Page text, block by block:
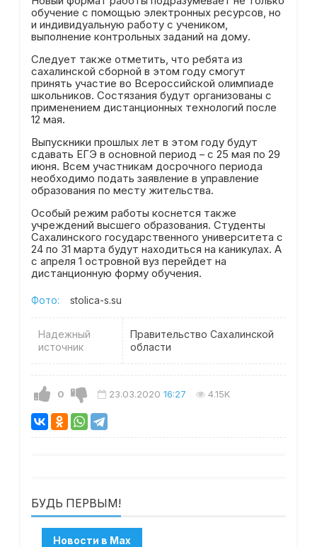
обучение с помощью электронных ресурсов, но
и индивидуальную работу с учеником,
выполнение контрольных заданий на дому.
Следует также отметить, что ребята из
сахалинской сборной в этом году смогут
принять участие во Всероссийской олимпиаде
школьников. Состязания будут организованы с
применением дистанционных технологий после
12 мая.
Выпускники прошлых лет в этом году будут
сдавать ЕГЭ в основной период – с 25 мая по 29
июня. Всем участникам досрочного периода
необходимо подать заявление в управление
образования по месту жительства.
Особый режим работы коснется также
учреждений высшего образования. Студенты
Сахалинского государственного университета с
24 по 31 марта будут находиться на каникулах. А
с апреля 1 островной вуз перейдет на
дистанционную форму обучения.
Фото: stolica-s.su
Надежный
источник
Правительство Сахалинской
области
0 23.03.2020 16:27 4.15K
БУДЬ ПЕРВЫМ!